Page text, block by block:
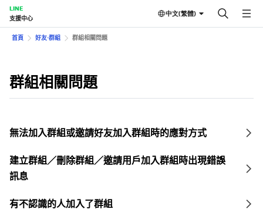
LINE
支援中心
中文(繁體)
首頁 好友⋅群組 群組相關問題
群組相關問題
無法加入群組或邀請好友加入群組時的應對方式
建立群組／刪除群組／邀請用戶加入群組時出現錯誤
訊息
有不認識的人加入了群組